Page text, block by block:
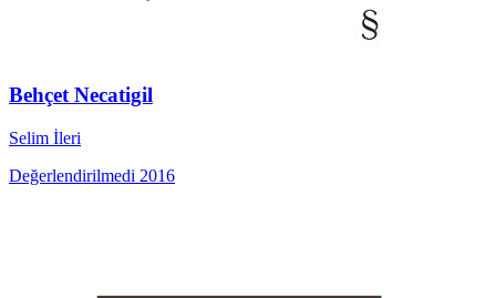
Behçet Necatigil
Selim İleri
Değerlendirilmedi 2016